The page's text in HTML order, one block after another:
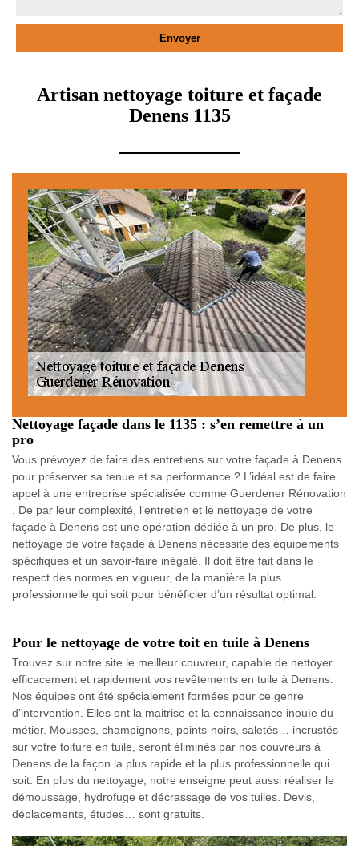
Artisan nettoyage toiture et façade
Denens 1135
Nettoyage façade dans le 1135 : s’en remettre à un
pro
Vous prévoyez de faire des entretiens sur votre façade à Denens
pour préserver sa tenue et sa performance ? L’idéal est de faire
appel à une entreprise spécialisée comme Guerdener Rénovation
. De par leur complexité, l’entretien et le nettoyage de votre
façade à Denens est une opération dédiée à un pro. De plus, le
nettoyage de votre façade à Denens nécessite des équipements
spécifiques et un savoir-faire inégalé. Il doit être fait dans le
respect des normes en vigueur, de la manière la plus
professionnelle qui soit pour bénéficier d’un résultat optimal.
Pour le nettoyage de votre toit en tuile à Denens
Trouvez sur notre site le meilleur couvreur, capable de nettoyer
efficacement et rapidement vos revêtements en tuile à Denens.
Nos équipes ont été spécialement formées pour ce genre
d’intervention. Elles ont la maitrise et la connaissance inouïe du
métier. Mousses, champignons, points-noirs, saletés… incrustés
sur votre toiture en tuile, seront éliminés par nos couvreurs à
Denens de la façon la plus rapide et la plus professionnelle qui
soit. En plus du nettoyage, notre enseigne peut aussi réaliser le
démoussage, hydrofuge et décrassage de vos tuiles. Devis,
déplacements, études… sont gratuits.